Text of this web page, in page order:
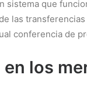
sistema que
las
conferencia de
en los